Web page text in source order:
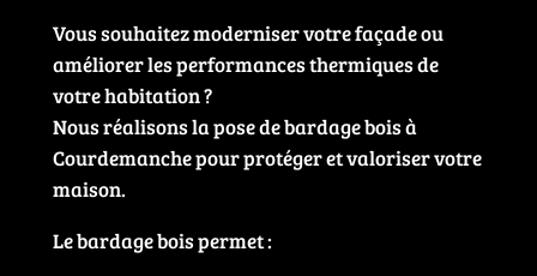
Vous souhaitez moderniser votre façade ou
améliorer les performances thermiques de
votre habitation ?
Nous réalisons la pose de bardage bois à
Courdemanche pour protéger et valoriser votre
maison.
Le bardage bois permet :